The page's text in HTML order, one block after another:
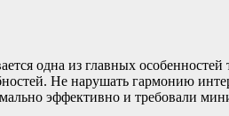
одна из главных
Не нарушать гармонию
эффективно и требовали